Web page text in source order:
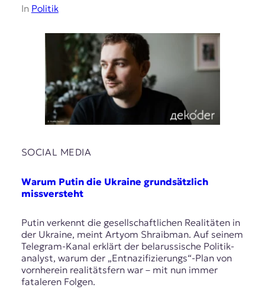
In Politik
SOCIAL MEDIA
Warum Putin die Ukraine grundsätzlich
missversteht
Putin verkennt die gesellschaftlichen Realitäten in
der Ukraine, meint Artyom Shraibman. Auf seinem
Telegram-Kanal erklärt der belarussische Politik­
analyst, warum der „Entnazifi­zierungs“-Plan von
vornherein realitätsfern war – mit nun immer
fataleren Folgen.